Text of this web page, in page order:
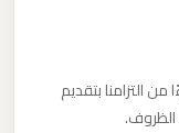
التزامنا بتقديم